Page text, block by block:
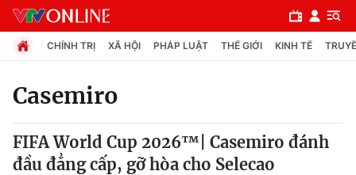
Chuyên mục
Chính trị
CHÍNH TRỊ XÃ HỘI PHÁP LUẬT THẾ GIỚI KINH TẾ
Casemiro
FIFA World Cup 2026™| Casemiro đánh
đầu đẳng cấp, gỡ hòa cho Selecao